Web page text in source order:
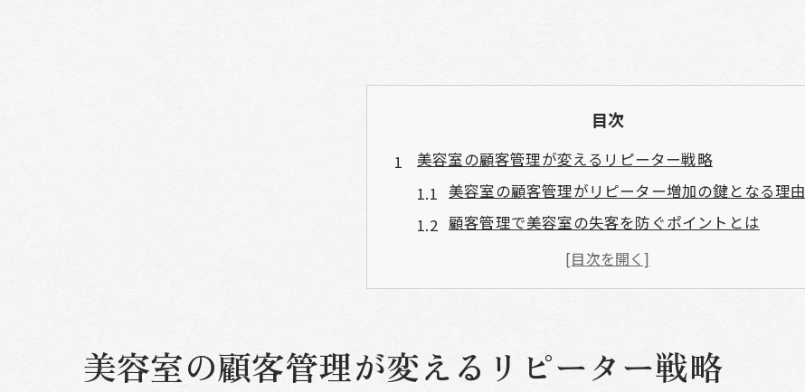
目次
美容室の顧客管理が変えるリピーター戦略
美容室の顧客管理がリピーター増加の鍵となる理由
顧客管理で美容室の失客を防ぐポイントとは
効率的な美容室顧客管理で安定経営を目指す方法
美容室の顧客情報活用でサービス提案を最適化
顧客管理が美容室の経営リスク低減に役立つ理由
業務効率化に役立つ顧客管理アプリ活用法
美容室の顧客管理が変えるリピーター戦略